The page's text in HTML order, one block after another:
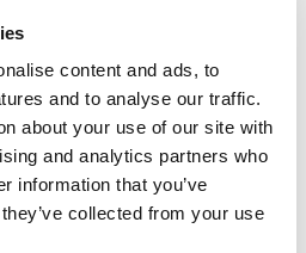
content and ads, to
and to analyse our traffic.
about your use of our site with
and analytics partners who
information that you’ve
collected from your use
de ce pays, sans malus et
longtemps. »
gens qui vivent au-
mais les